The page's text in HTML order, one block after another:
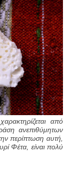
από
ανεπιθύμητων
περίπτωση αυτή,
Φέτα, είναι πολύ